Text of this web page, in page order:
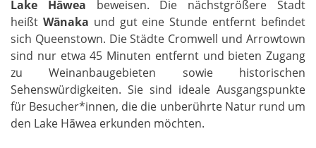
Lake Hāwea beweisen. Die nächstgrößere Stadt
heißt Wānaka und gut eine Stunde entfernt befindet
sich Queenstown. Die Städte Cromwell und Arrowtown
sind nur etwa 45 Minuten entfernt und bieten Zugang
zu Weinanbaugebieten sowie historischen
Sehenswürdigkeiten. Sie sind ideale Ausgangspunkte
für Besucher*innen, die die unberührte Natur rund um
den Lake Hāwea erkunden möchten.